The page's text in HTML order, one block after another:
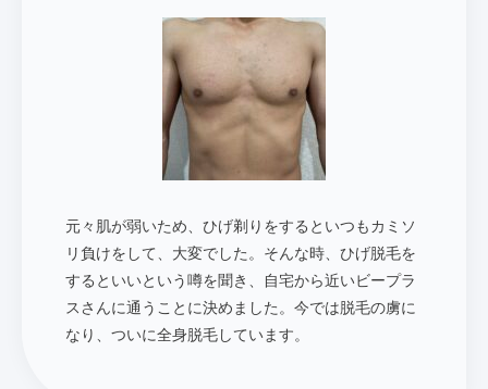
元々肌が弱いため、ひげ剃りをするといつもカミソ
リ負けをして、大変でした。そんな時、ひげ脱毛を
するといいという噂を聞き、自宅から近いビープラ
スさんに通うことに決めました。今では脱毛の虜に
なり、ついに全身脱毛しています。